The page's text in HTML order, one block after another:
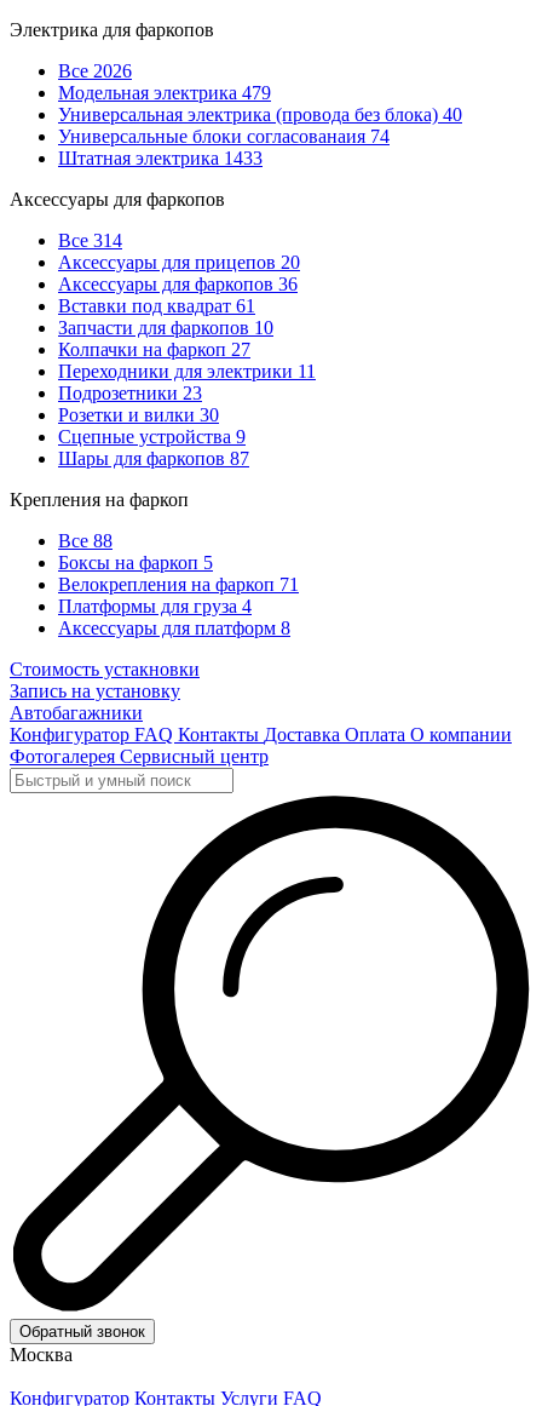
Электрика для фаркопов
Все 2026
Модельная электрика 479
Универсальная электрика (провода без блока) 40
Универсальные блоки согласованаия 74
Штатная электрика 1433
Аксессуары для фаркопов
Все 314
Аксессуары для прицепов 20
Аксессуары для фаркопов 36
Вставки под квадрат 61
Запчасти для фаркопов 10
Колпачки на фаркоп 27
Переходники для электрики 11
Подрозетники 23
Розетки и вилки 30
Сцепные устройства 9
Шары для фаркопов 87
Крепления на фаркоп
Все 88
Боксы на фаркоп 5
Велокрепления на фаркоп 71
Платформы для груза 4
Аксессуары для платформ 8
Стоимость устакновки
Запись на установку
Автобагажники
Конфигуратор FAQ Контакты Доставка Оплата О компании
Фотогалерея Сервисный центр
Обратный звонок
Москва
Конфигуратор Контакты Услуги FAQ